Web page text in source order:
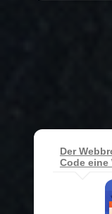
Der
Code eine